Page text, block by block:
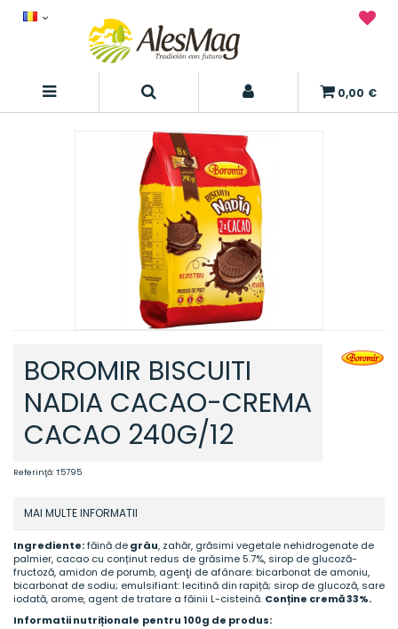
0,00 €
BOROMIR BISCUITI
NADIA CACAO-CREMA
CACAO 240G/12
Referinţă:T5795
MAI MULTE INFORMATII
Ingrediente:făină degrâu, zahăr, grăsimi vegetale nehidrogenate de
palmier, cacao cu conținut redus de grăsime 5.7%, sirop de glucoză-
fructoză, amidon de porumb, agenţi de afânare: bicarbonat de amoniu,
bicarbonat de sodiu; emulsifiant: lecitină din rapiță; sirop de glucoză, sare
iodată, arome, agent de tratare a făinii L-cisteină. Conține cremă 33%.
Informatii nutriționale pentru 100g de produs: